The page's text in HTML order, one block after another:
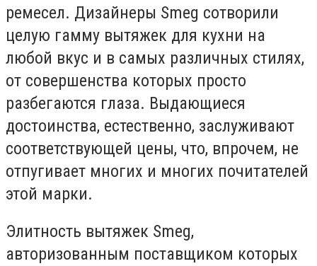
ремесел. Дизайнеры Smeg сотворили
целую гамму вытяжек для кухни на
любой вкус и в самых различных стилях,
от совершенства которых просто
разбегаются глаза. Выдающиеся
достоинства, естественно, заслуживают
соответствующей цены, что, впрочем, не
отпугивает многих и многих почитателей
этой марки.
Элитность вытяжек Smeg,
авторизованным поставщиком которых